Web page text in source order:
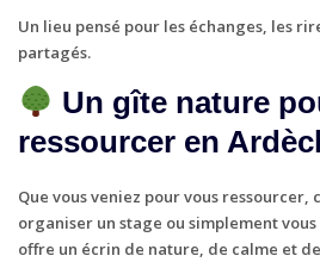
Un lieu pensé pour les échanges, les
partagés.
Un gîte nature
ressourcer en
Que vous veniez pour vous ressourcer,
organiser un stage ou simplement
offre un écrin de nature, de calme et